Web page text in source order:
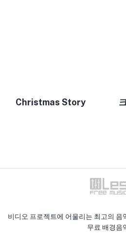
Christmas Story
비디오 프로젝트에 어울리는 최고의 음
무료 배경음